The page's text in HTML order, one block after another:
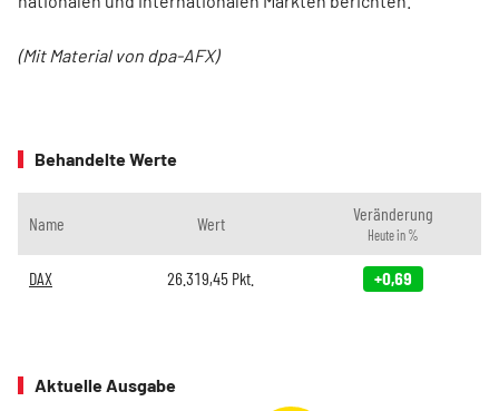
(Mit Material von dpa-AFX)
Behandelte Werte
Name Wert Veränderung
Heute in %
DAX 26.319,45 Pkt. +0,69
Aktuelle Ausgabe